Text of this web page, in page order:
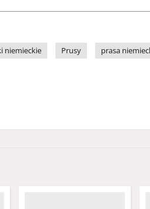
niemieckie Prusy prasa